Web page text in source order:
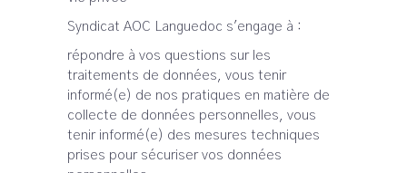
Syndicat AOC Languedoc s'engage à :
répondre à vos questions sur les
traitements de données, vous tenir
informé(e) de nos pratiques en matière de
collecte de données personnelles, vous
tenir informé(e) des mesures techniques
prises pour sécuriser vos données